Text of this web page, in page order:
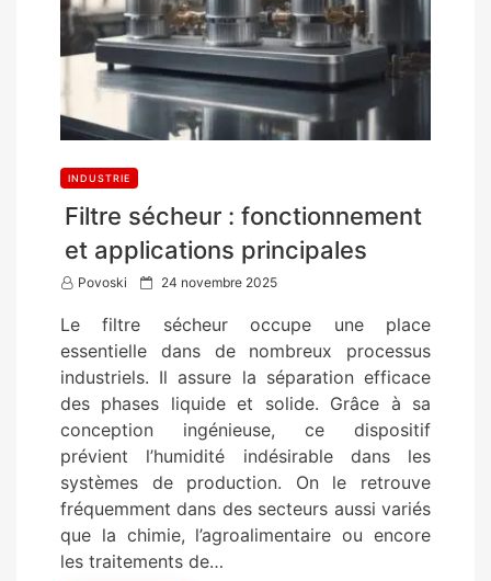
INDUSTRIE
Filtre sécheur : fonctionnement
et applications principales
Povoski
P
d
o
n
24 novembre 2025
Le filtre sécheur occupe une place
essentielle dans de nombreux processus
industriels. Il assure la séparation efficace
des phases liquide et solide. Grâce à sa
conception ingénieuse, ce dispositif
prévient l’humidité indésirable dans les
systèmes de production. On le retrouve
fréquemment dans des secteurs aussi variés
que la chimie, l’agroalimentaire ou encore
les traitements de…